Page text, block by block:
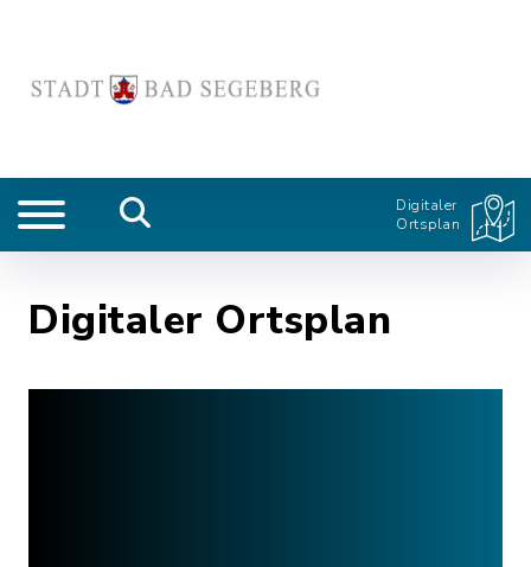
Digitaler
Ortsplan
Digitaler Ortsplan